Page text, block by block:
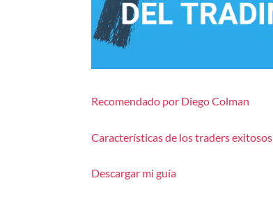
Recomendado por Diego Colman
Características de los traders exitosos
Descargar mi guía